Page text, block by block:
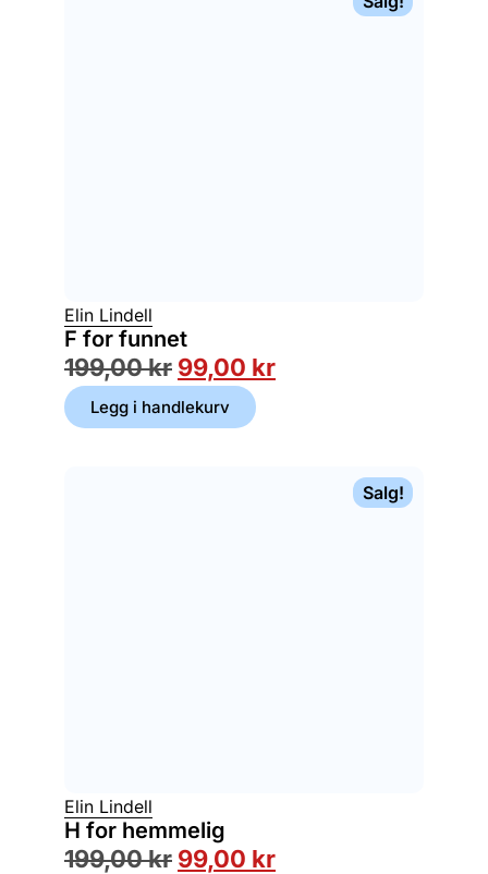
Elin Lindell
F for funnet
199,00kr 99,00 kr
Legg i handlekurv
Salg!
Elin Lindell
H for hemmelig
199,00kr 99,00 kr